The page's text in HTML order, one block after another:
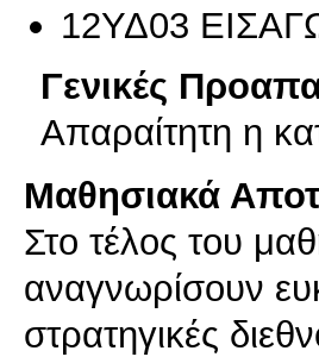
12ΥΔ03
Γενικές
Απαραίτητη η
Μαθησιακά
Στο τέλος του
αναγνωρίσουν
στρατηγικές